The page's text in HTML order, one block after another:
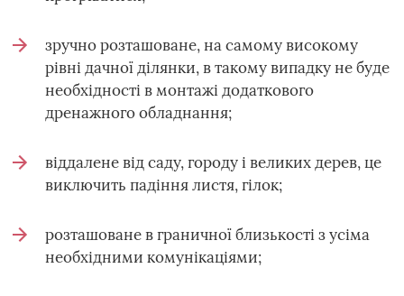
зручно розташоване, на самому високому
рівні дачної ділянки, в такому випадку не буде
необхідності в монтажі додаткового
дренажного обладнання;
віддалене від саду, городу і великих дерев, це
виключить падіння листя, гілок;
розташоване в граничної близькості з усіма
необхідними комунікаціями;